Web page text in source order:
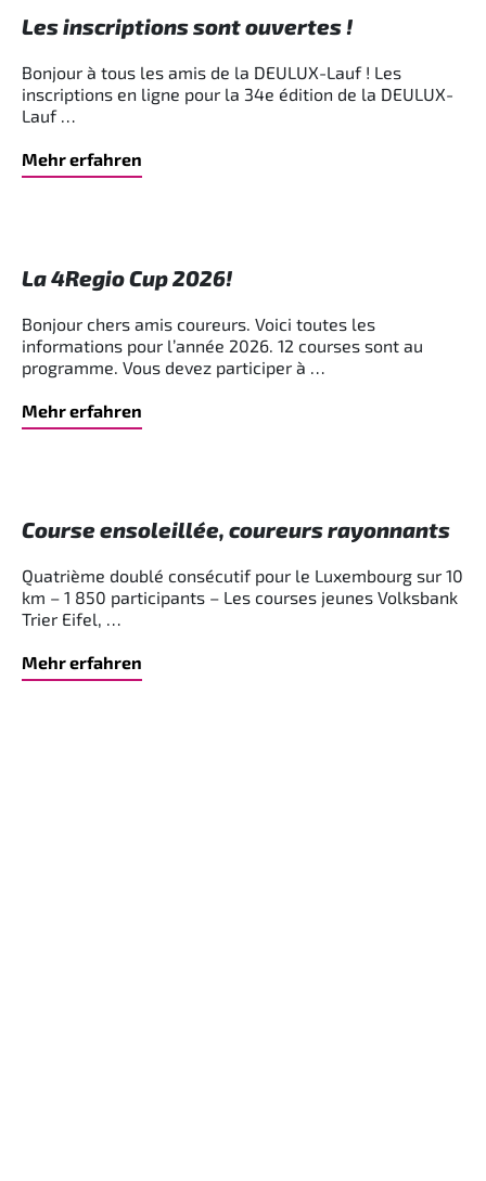
Les inscriptions sont ouvertes !
Bonjour à tous les amis de la DEULUX-Lauf ! Les
inscriptions en ligne pour la 34e édition de la DEULUX-
Lauf …
Mehr erfahren
La 4Regio Cup 2026!
Bonjour chers amis coureurs. Voici toutes les
informations pour l’année 2026. 12 courses sont au
programme. Vous devez participer à …
Mehr erfahren
Course ensoleillée, coureurs rayonnants
Quatrième doublé consécutif pour le Luxembourg sur 10
km – 1 850 participants – Les courses jeunes Volksbank
Trier Eifel, …
Mehr erfahren